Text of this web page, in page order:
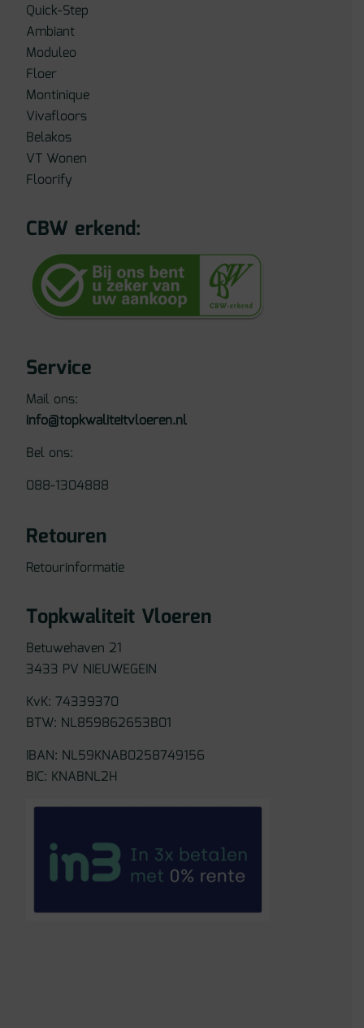
Quick-Step
Ambiant
Moduleo
Floer
Montinique
Vivafloors
Belakos
VT Wonen
Floorify
CBW erkend:
Service
Mail ons:
info@topkwaliteitvloeren.nl
Bel ons:
088-1304888
Retouren
Retourinformatie
Topkwaliteit Vloeren
Betuwehaven 21
3433 PV NIEUWEGEIN
KvK: 74339370
BTW: NL859862653B01
IBAN: NL59KNAB0258749156
BIC: KNABNL2H